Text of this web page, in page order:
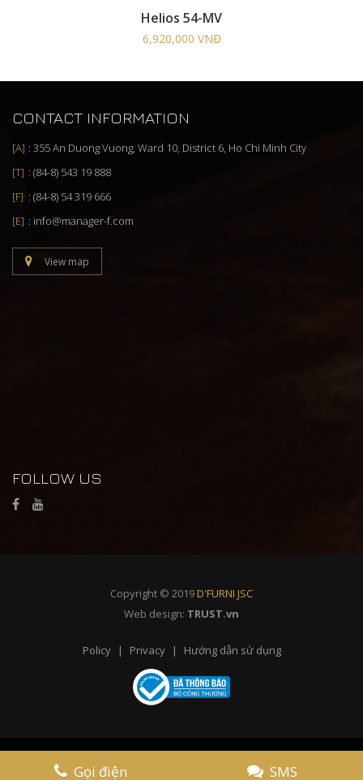
Helios 54-MV
6,920,000 VNĐ
CONTACT INFORMATION
355 An Duong Vuong, Ward 10, District 6, Ho Chi Minh City
(84-8) 543 19 888
(84-8) 54 319 666
info@manager-f.com
View map
FOLLOW US
Copyright © 2019D'FURNI JSC
Web design: TRUST.vn
Policy Privacy Hướng dẫn sử dụng
Gọi điện SMS